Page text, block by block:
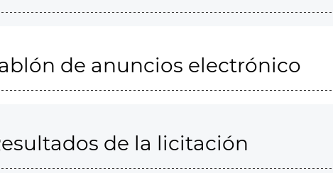
de anuncios electrónico
de la licitación